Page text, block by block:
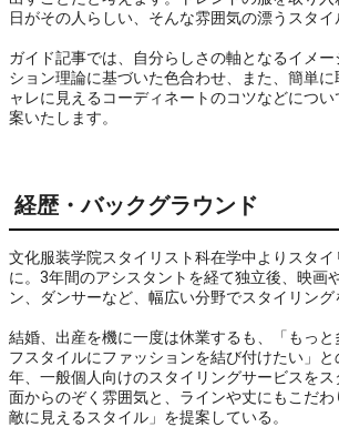
日がその人らしい、そんな雰囲気の漂うスタイ
ガイド記事では、自分らしさの軸となるイメ
ション理論に基づいた色合わせ、また、簡単
ャレに見えるコーディネートのコツなどにつ
案いたします。
経歴・バックグラウンド
文化服装学院スタイリスト科在学中よりスタイ
に。3年間のアシスタントを経て独立後、映画
ン、ダンサーなど、幅広い分野でスタイリング
結婚、出産を機に一度は休業するも、「もっと
フスタイルにファッションを結び付けたい」
年、一般個人向けのスタイリングサービスを
面からのぞく雰囲気と、ラインや丈にもこだ
敵に見えるスタイル」を提案している。